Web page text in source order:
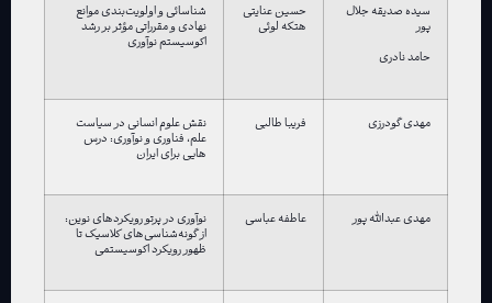
سیده صدیقه جلال
پور
حامد نادری
حسین عنایتی
هتکه لوئی
شناسائی و اولویت‌بندی موانع
نهادی و مقرراتی مؤثر بر رشد
اکوسیستم نوآوری
مهدی گودرزی فریبا طالبی نقش علوم انسانی در سیاست
علم، فناوری و نوآوری: درس
هایی برای ایران
مهدی عبدالله پور عاطفه عباسی نوآوری در پرتو رویکردهای نوین:
از گونه‌شناسی‌های کلاسیک تا
ظهور رویکرد اکوسیستمی